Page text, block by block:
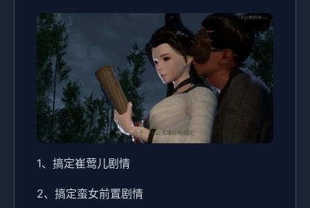
1、搞定崔莺儿剧情
2、搞定蛮女前置剧情